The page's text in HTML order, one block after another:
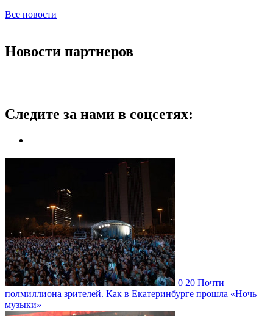
Все новости
Новости партнеров
Следите за нами в соцсетях:
0 20 Почти
полмиллиона зрителей. Как в Екатеринбурге прошла «Ночь
музыки»